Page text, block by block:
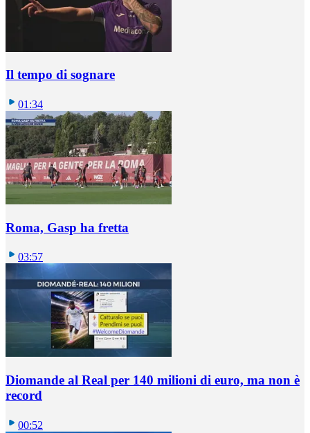
Il tempo di sognare
01:34
Roma, Gasp ha fretta
03:57
Diomande al Real per 140 milioni di euro, ma non è
record
00:52